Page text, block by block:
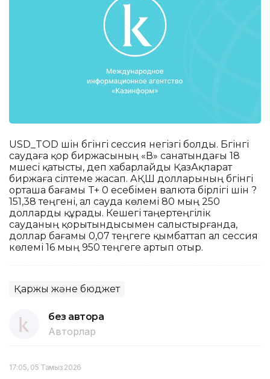
USD_TOD үшін бүгінгі сессия негізгі болды. Бүгінгі
саудаға қор биржасының «В» санатындағы 18
мүшесі қатысты, деп хабарлайды ҚазАқпарат
биржаға сілтеме жасап. АҚШ долларының бүгінгі
орташа бағамы T+ 0 есебімен валюта бірлігі үшін ?
151,38 теңгені, ал сауда көлемі 80 мың 250
долларды құрады. Кешегі таңертеңгілік
сауданың қорытындысымен салыстырғанда,
доллар бағамы 0,07 теңгеге қымбаттап ал сессия
көлемі 16 мың 950 теңгеге артып отыр.
Қаржы және бюджет
без автора
Авторлар
17:05, 05 Тамыз 2026